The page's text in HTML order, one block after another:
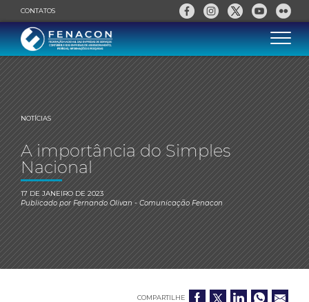
CONTATOS
NOTÍCIAS
A importância do Simples
Nacional
17 DE JANEIRO DE 2023
Publicado porFernando Olivan- Comunicação Fenacon
COMPARTILHE